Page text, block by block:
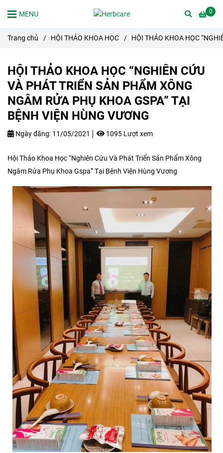
0
MENU
Trang chủ / HỘI THẢO KHOA HỌC / HỘI THẢO KHOA HỌC
HỘI THẢO KHOA HỌC “NGHIÊN CỨU
VÀ PHÁT TRIỂN SẢN PHẨM XÔNG
NGÂM RỬA PHỤ KHOA GSPA” TẠI
BỆNH VIỆN HÙNG VƯƠNG
Ngày đăng: 11/05/2021 1095 Lượt xem
Hội Thảo Khoa Học “Nghiên Cứu Và Phát Triển Sản Phẩm Xông
Ngâm Rửa Phụ Khoa Gspa” Tại Bệnh Viện Hùng Vương